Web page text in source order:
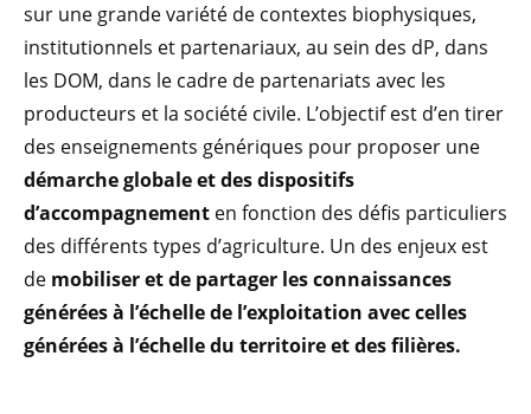
sur une grande variété de contextes biophysiques,
institutionnels et partenariaux, au sein des dP, dans
les DOM, dans le cadre de partenariats avec les
producteurs et la société civile. L’objectif est d’en tirer
des enseignements génériques pour proposer une
démarche globale et des dispositifs
d’accompagnement en fonction des défis particuliers
des différents types d’agriculture. Un des enjeux est
de mobiliser et de partager les connaissances
générées à l’échelle de l’exploitation avec celles
générées à l’échelle du territoire et des filières.